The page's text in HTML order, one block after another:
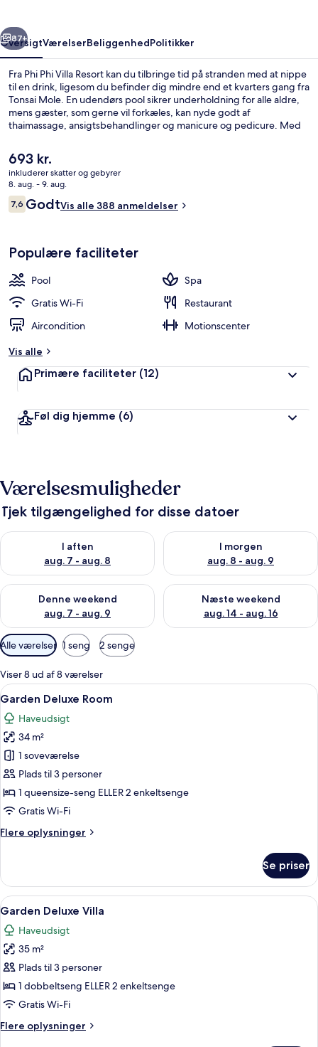
Næste
87+
OversigtVærelserBeliggenhedPolitikker
Fra Phi Phi Villa Resort kan du tilbringe tid på stranden med at nippe
til en drink, ligesom du befinder dig mindre end et kvarters gang fra
Tonsai Mole. En udendørs pool sikrer underholdning for alle aldre,
mens gæster, som gerne vil forkæles, kan nyde godt af
thaimassage, ansigtsbehandlinger og manicure og pedicure. Med
med fisk og skaldyr og er åben til aftensmad. Andre højdepunkter
tæller en bar/lounge, et fitnesscenter og en terrasse.
Den
nuværende
pris
er
693 kr.
693 kr.
inkluderer skatter og gebyrer
8. aug. - 9. aug.
Anmeldelser
7,67,6 ud af 10.
GodtVis alle 388 anmeldelser
Populære faciliteter
Pool
Spa
Gratis Wi-Fi
Restaurant
Aircondition
Motionscenter
Vis alle
Primære faciliteter (12)
Føl dig hjemme (6)
Værelsesmuligheder
Tjek tilgængelighed for disse datoer
I aften
aug. 7 - aug. 8
Tjek tilgængelighed for i aften aug. 7 - aug. 8
I morgen
aug. 8 - aug. 9
Tjek tilgængelighed for i
Denne weekend
aug. 7 - aug. 9
Tjek tilgængelighed for denne weekend aug. 7 - aug. 9
Næste weekend
aug. 14 - aug. 16
Tjek tilgængelighed for næste
Tilgængelige
filtre
for
værelser
Alle værelser 1 seng 2 senge
Viser 8 ud af 8 værelser
Indlæs
alle
billeder
af
Garden
Deluxe
Room
Garden Deluxe Room | Minibar,
11
Garden Deluxe Room
Haveudsigt
34 m²
1 soveværelse
Plads til 3 personer
1 queensize-seng ELLER 2 enkeltsenge
Gratis Wi-Fi
Flere oplysninger
Flere
Deluxe
Room
Se priser
Indlæs
alle
billeder
af
Garden
Deluxe
Villa
Garden Deluxe Villa | Minibar,
7
Garden Deluxe Villa
Haveudsigt
35 m²
Plads til 3 personer
1 dobbeltseng ELLER 2 enkeltsenge
Gratis Wi-Fi
Flere oplysninger
Flere